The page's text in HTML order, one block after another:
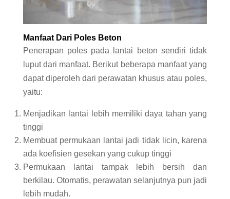
Manfaat Dari Poles Beton
Penerapan poles pada lantai beton sendiri tidak
luput dari manfaat. Berikut beberapa manfaat yang
dapat diperoleh dari perawatan khusus atau poles,
yaitu:
Menjadikan lantai lebih memiliki daya tahan yang
tinggi
Membuat permukaan lantai jadi tidak licin, karena
ada koefisien gesekan yang cukup tinggi
Permukaan lantai tampak lebih bersih dan
berkilau. Otomatis, perawatan selanjutnya pun jadi
lebih mudah.